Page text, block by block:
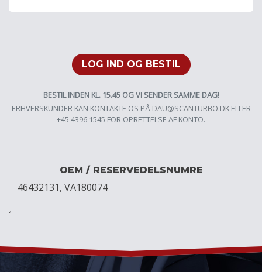
LOG IND OG BESTIL
BESTIL INDEN KL. 15.45 OG VI SENDER SAMME DAG!
ERHVERSKUNDER KAN KONTAKTE OS PÅ DAU@SCANTURBO.DKELLER
+45 4396 1545 FOR OPRETTELSE AF KONTO.
OEM / RESERVEDELSNUMRE
46432131, VA180074
´